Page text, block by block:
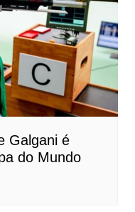
Galgani é
do Mundo